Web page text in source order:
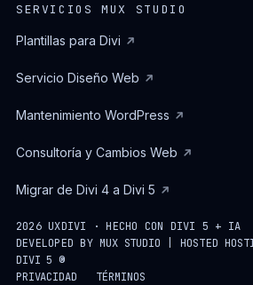
SERVICIOS MUX STUDIO
Plantillas para Divi
Servicio Diseño Web
Mantenimiento WordPress
Consultoría y Cambios Web
Migrar de Divi 4 a Divi 5
2026 UXDIVI · HECHO CON DIVI 5 + IA
DEVELOPED BYMUX STUDIO | HOSTED
DIVI 5 ®
PRIVACIDAD
TÉRMINOS